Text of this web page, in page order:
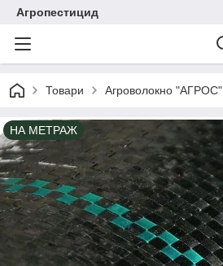
Агропестицид
Товари Агроволокно "АГРОС"
НА МЕТРАЖ